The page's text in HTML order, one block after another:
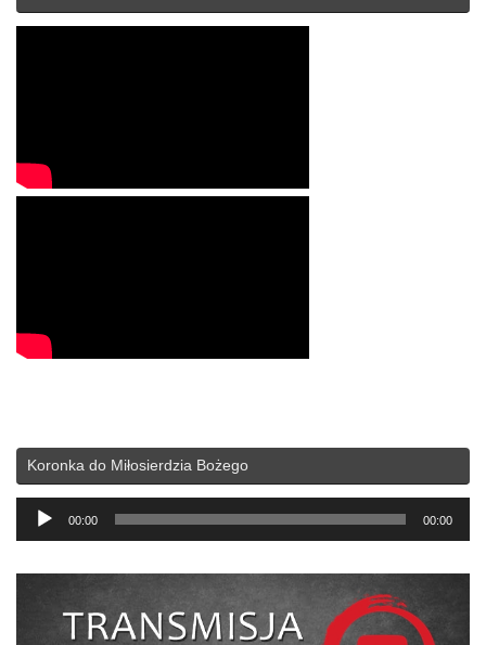
Koronka do Miłosierdzia Bożego
Odtwarzacz
plików
00:00 00:00